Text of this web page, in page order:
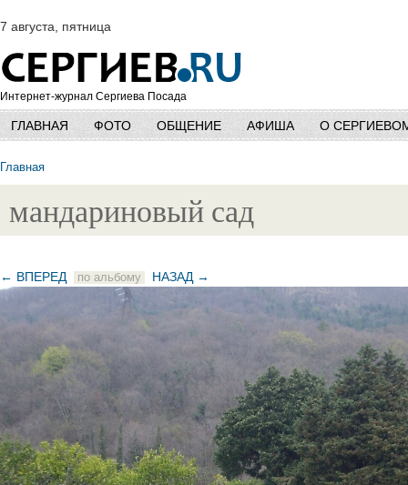
7 августа, пятница
Интернет-журнал Сергиева Посада
ГЛАВНАЯ ФОТО ОБЩЕНИЕ АФИША О
Главная
мандариновый сад
← ВПЕРЕД по альбому НАЗАД →